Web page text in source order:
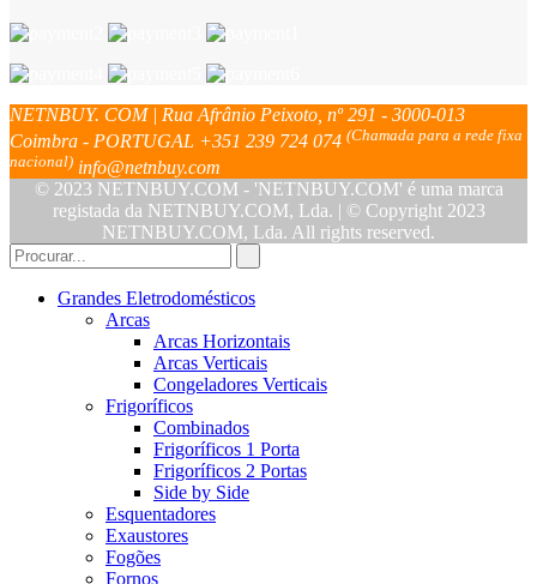
NETNBUY. COM | Rua Afrânio Peixoto, nº 291 - 3000-013
Coimbra - PORTUGAL +351 239 724 074 (Chamada para a rede fixa
nacional) info@netnbuy.com
© 2023 NETNBUY.COM - 'NETNBUY.COM' é uma marca
registada da NETNBUY.COM, Lda. | © Copyright 2023
NETNBUY.COM, Lda. All rights reserved.
Grandes Eletrodomésticos
Arcas
Arcas Horizontais
Arcas Verticais
Congeladores Verticais
Frigoríficos
Combinados
Frigoríficos 1 Porta
Frigoríficos 2 Portas
Side by Side
Esquentadores
Exaustores
Fogões
Fornos